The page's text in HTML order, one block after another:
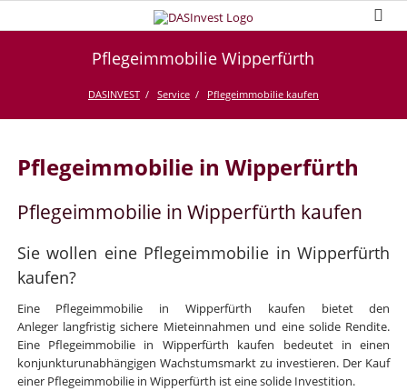
Pflegeimmobilie Wipperfürth
DASINVEST Service Pflegeimmobilie kaufen
Pflegeimmobilie in Wipperfürth
Pflegeimmobilie in Wipperfürth kaufen
Sie wollen eine Pflegeimmobilie in Wipperfürth
kaufen?
Eine Pflegeimmobilie in Wipperfürth kaufen bietet den
Anleger langfristig sichere Mieteinnahmen und eine solide Rendite.
Eine Pflegeimmobilie in Wipperfürth kaufen bedeutet in einen
konjunkturunabhängigen Wachstumsmarkt zu investieren. Der Kauf
einer Pflegeimmobilie in Wipperfürth ist eine solide Investition.